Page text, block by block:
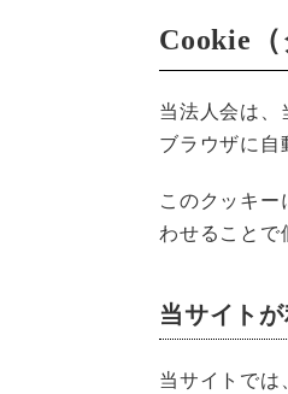
Cookie（
当法人会は、
ブラウザに自
このクッキ
わせることで
当サイト
当サイトでは